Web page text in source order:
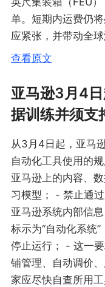
单。短期内运费仍
应紧张，并带动全
查看原文
亚马逊3月4
据训练并须支
从3月4日起，亚马
自动化工具使用的
亚马逊上的内容、
习模型； - 禁止通
亚马逊系统内部信
标示为“自动化系统
停止运行； - 这一
铺管理、自动调价
家应尽快自查所用